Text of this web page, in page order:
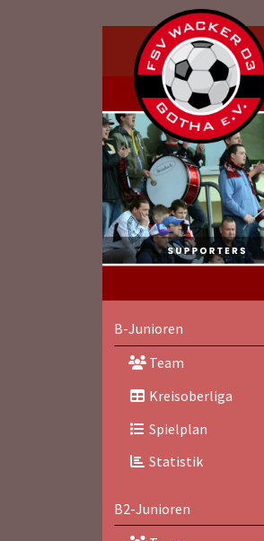
B-Junioren
Team
Kreisoberliga
Spielplan
Statistik
B2-Junioren